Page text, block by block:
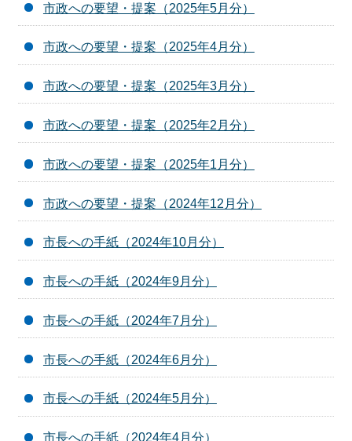
市政への要望・提案（2025年5月分）
市政への要望・提案（2025年4月分）
市政への要望・提案（2025年3月分）
市政への要望・提案（2025年2月分）
市政への要望・提案（2025年1月分）
市政への要望・提案（2024年12月分）
市長への手紙（2024年10月分）
市長への手紙（2024年9月分）
市長への手紙（2024年7月分）
市長への手紙（2024年6月分）
市長への手紙（2024年5月分）
市長への手紙（2024年4月分）